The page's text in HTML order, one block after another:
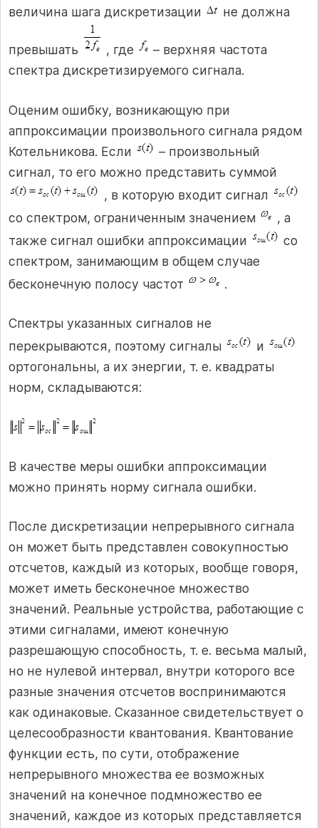
величина шага дискретизации
не должна
превышать , где
– верхняя частота
спектра дискретизируемого сигнала.
Оценим ошибку, возникающую при
аппроксимации произвольного сигнала рядом
Котельникова. Если
– произвольный
сигнал, то его можно представить суммой
, в которую входит сигнал
со спектром, ограниченным значением
, а
также сигнал ошибки аппроксимации
со
спектром, занимающим в общем случае
бесконечную полосу частот
.
Спектры указанных сигналов не
перекрываются, поэтому сигналы
и
ортогональны, а их энергии, т. е. квадраты
норм, складываются:
В качестве меры ошибки аппроксимации
можно принять норму сигнала ошибки.
После дискретизации непрерывного сигнала
он может быть представлен совокупностью
отсчетов, каждый из которых, вообще говоря,
может иметь бесконечное множество
значений. Реальные устройства, работающие с
этими сигналами, имеют конечную
разрешающую способность, т. е. весьма малый,
но не нулевой интервал, внутри которого все
разные значения отсчетов воспринимаются
как одинаковые. Сказанное свидетельствует о
целесообразности квантования. Квантование
функции есть, по сути, отображение
непрерывного множества ее возможных
значений на конечное подмножество ее
значений, каждое из которых представляется